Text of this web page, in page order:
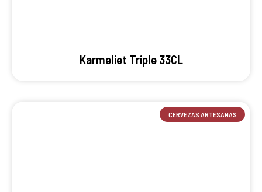
Karmeliet Triple 33CL
CERVEZAS ARTESANAS